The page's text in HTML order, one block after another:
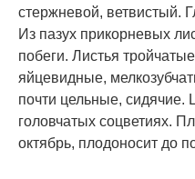
стержневой, ветвистый.
Из пазух прикорневых
побеги. Листья
яйцевидные,
почти цельные, сидячие.
головчатых соцветиях.
октябрь, плодоносит до